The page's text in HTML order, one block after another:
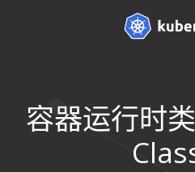
容器运行时